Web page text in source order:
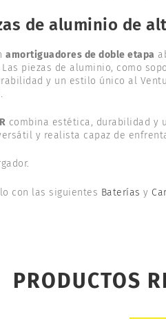
de aluminio de
amortiguadores de doble etapa
piezas de aluminio, como
y un estilo único al
combina estética, durabilidad y
y realista capaz de
con las siguientes Bateríasy
PRODUCTOS